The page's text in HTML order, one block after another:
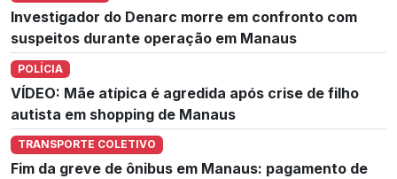
Investigador do Denarc morre em confronto com
suspeitos durante operação em Manaus
POLÍCIA
VÍDEO: Mãe atípica é agredida após crise de filho
autista em shopping de Manaus
TRANSPORTE COLETIVO
Fim da greve de ônibus em Manaus: pagamento de